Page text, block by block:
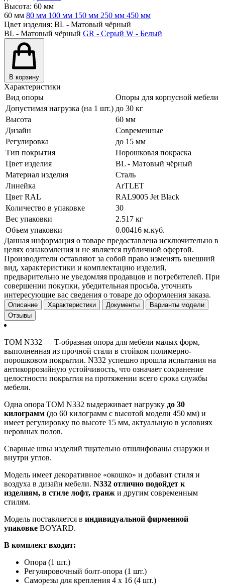
Высота: 60 мм
60 мм 80 мм 100 мм 150 мм 250 мм 450 мм
Цвет изделия: BL - Матовый чёрный
BL - Матовый чёрный GR - Серый W - Белый
В корзину
Характеристики
Вид опоры
Опоры для корпусной мебели
Допустимая нагрузка (на 1 шт.) до 30 кг
Высота
60 мм
Дизайн
Современные
Регулировка
до 15 мм
Тип покрытия
Порошковая покраска
Цвет изделия
BL - Матовый чёрный
Материал изделия
Сталь
Линейка
ArTLET
Цвет RAL
RAL9005 Jet Black
Количество в упаковке
30
Вес упаковки
2.517 кг
Объем упаковки
0.00416 м.куб.
Данная информация о товаре предоставлена исключительно в
целях ознакомления и не является публичной офертой.
Производители оставляют за собой право изменять внешний
вид, характеристики и комплектацию изделий,
предварительно не уведомляя продавцов и потребителей. При
совершении покупки, убедительная просьба, уточнять
интересующие вас сведения о товаре до оформления заказа.
Описание Характеристики Документы
Варианты модели
Отзывы
TOM N332 — T-образная опора для мебели малых форм,
выполненная из прочной стали в стойком полимерно-
порошковом покрытии. N332 успешно прошла испытания на
антикоррозийную устойчивость, что означает сохранение
целостности покрытия на протяжении всего срока службы
мебели.
Одна опора TOM N332 выдерживает нагрузку до 30
килограмм (до 60 килограмм с высотой модели 450 мм) и
имеет регулировку по высоте 15 мм, актуальную в условиях
неровных полов.
Сварные швы изделий тщательно отшлифованы снаружи и
внутри углов.
Модель имеет декоративное «окошко» и добавит стиля и
воздуха в дизайн мебели. N332 отлично подойдет к
изделиям, в стиле лофт, гранж и другим современным
стилям.
Модель поставляется в индивидуальной фирменной
упаковке BOYARD.
В комплект входит:
Опора (1 шт.)
Регулировочный болт-опора (1 шт.)
Cаморезы для крепления 4 x 16 (4 шт.)